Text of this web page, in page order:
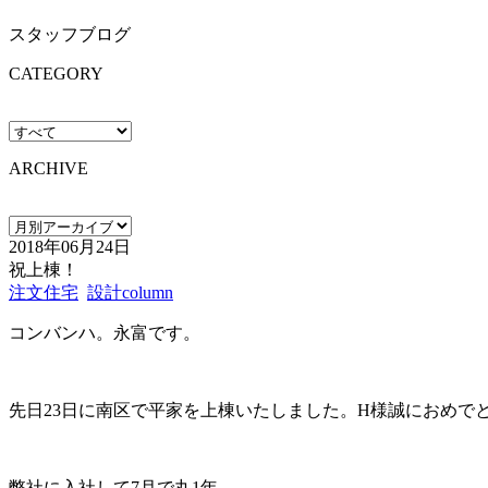
スタッフブログ
CATEGORY
ARCHIVE
2018年06月24日
祝上棟！
注文住宅 設計column
コンバンハ。永富です。
先日23日に南区で平家を上棟いたしました。H様誠におめで